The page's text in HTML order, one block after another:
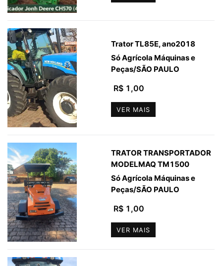
Trator TL85E, ano2018
Só Agrícola Máquinas e
Peças/SÃO PAULO
R$ 1,00
VER MAIS
TRATOR TRANSPORTADOR
MODELMAQ TM1500
Só Agrícola Máquinas e
Peças/SÃO PAULO
R$ 1,00
VER MAIS